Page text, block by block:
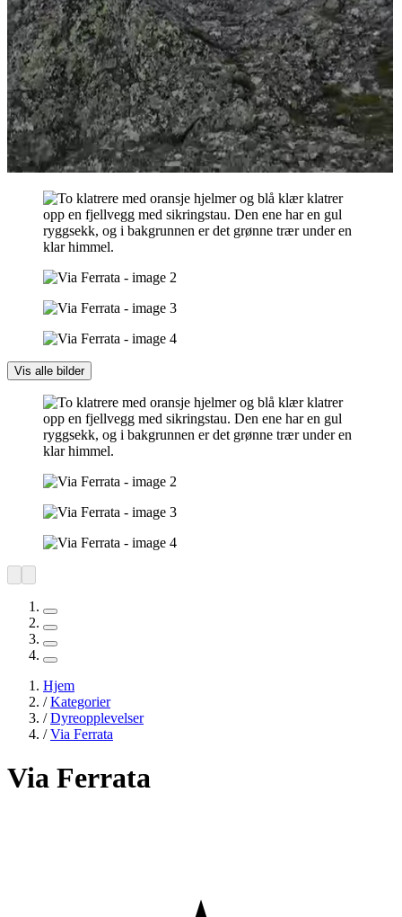
Vis alle bilder
Hjem
/Kategorier
/Dyreopplevelser
/Via Ferrata
Via Ferrata